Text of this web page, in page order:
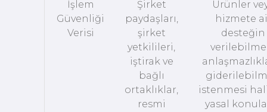
İşlem
Güvenliği
Verisi
Şirket
paydaşları,
şirket
yetkilileri,
iştirak ve
bağlı
ortaklıklar,
resmi
Ürünler
hizmete
desteğin
istenmesi
yasal